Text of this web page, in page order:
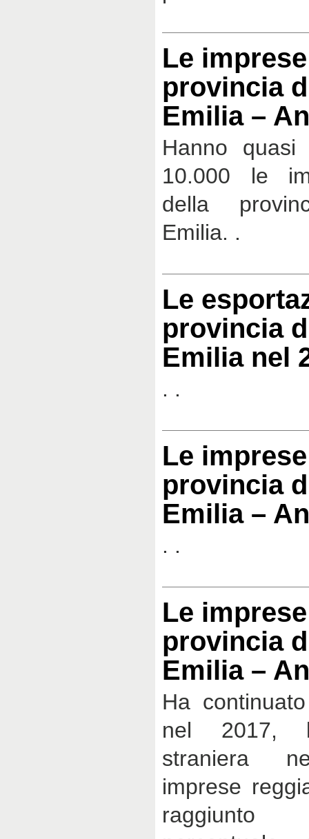
Le
provincia
Emilia –
Hanno quasi
10.000 le
della
Emilia. .
Le
provincia
Emilia nel
. .
Le
provincia
Emilia –
. .
Le
provincia
Emilia –
Ha
nel 2017,
straniera
imprese
raggiunto